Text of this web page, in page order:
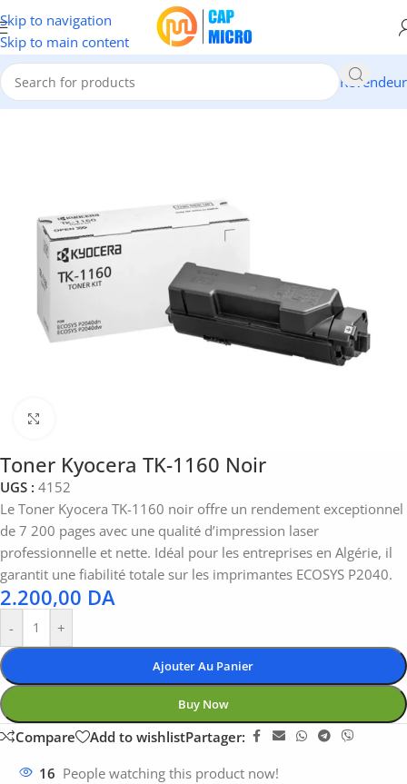
Skip to navigation
Skip to main content
Revendeur
Accueil/CONSOMMABLES/Toners
Toner Kyocera TK-1160 Noir
UGS : 4152
Le Toner Kyocera TK-1160 noir offre un rendement exceptionnel
de 7 200 pages avec une qualité d’impression laser
professionnelle et nette. Idéal pour les entreprises en Algérie, il
garantit une fiabilité totale sur les imprimantes ECOSYS P2040.
2.200,00 DA
- +
Ajouter Au Panier
Buy Now
Compare Add to wishlistPartager:
16 People watching this product now!